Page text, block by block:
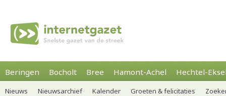
Beringen Bocholt Bree Hamont-Achel Hechtel-
Nieuws Nieuwsarchief Kalender Groeten & felicitaties